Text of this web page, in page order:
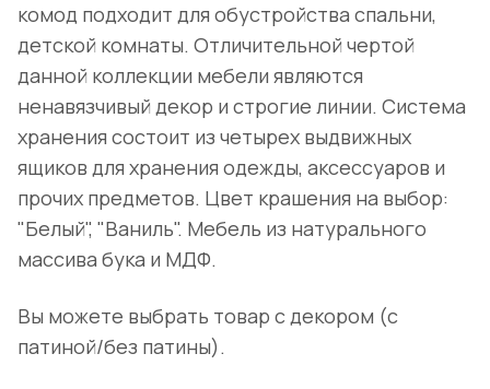
комод подходит для обустройства спальни,
детской комнаты. Отличительной чертой
данной коллекции мебели являются
ненавязчивый декор и строгие линии. Система
хранения состоит из четырех выдвижных
ящиков для хранения одежды, аксессуаров и
прочих предметов. Цвет крашения на выбор:
"Белый", "Ваниль". Мебель из натурального
массива бука и МДФ.
Вы можете выбрать товар с декором (с
патиной/без патины).